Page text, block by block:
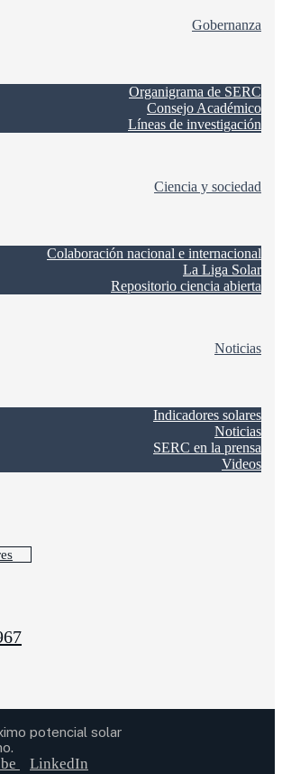
Gobernanza
Organigrama de SERC
Consejo Académico
Líneas de investigación
Ciencia y sociedad
Colaboración nacional e internacional
La Liga Solar
Repositorio ciencia abierta
Noticias
Indicadores solares
Noticias
SERC en la prensa
Videos
potencial solar
LinkedIn